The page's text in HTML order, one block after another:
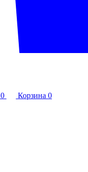
0 Корзина 0